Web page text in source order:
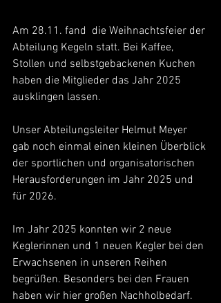
Am 28.11. fand  die Weihnachtsfeier der
Abteilung Kegeln statt. Bei Kaffee,
Stollen und selbstgebackenen Kuchen
haben die Mitglieder das Jahr 2025
ausklingen lassen.
Unser Abteilungsleiter Helmut Meyer
gab noch einmal einen kleinen Überblick
der sportlichen und organisatorischen
Herausforderungen im Jahr 2025 und
für 2026.
Im Jahr 2025 konnten wir 2 neue
Keglerinnen und 1 neuen Kegler bei den
Erwachsenen in unseren Reihen
begrüßen. Besonders bei den Frauen
haben wir hier großen Nachholbedarf.